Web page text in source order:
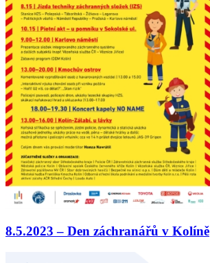
8.5.2023 – Den záchranářů v Kolíně